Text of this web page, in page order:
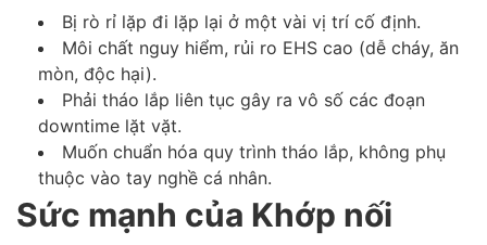
Bị rò rỉ lặp đi lặp lại ở một vài vị trí cố định.
Môi chất nguy hiểm, rủi ro EHS cao (dễ cháy, ăn
mòn, độc hại).
Phải tháo lắp liên tục gây ra vô số các đoạn
downtime lặt vặt.
Muốn chuẩn hóa quy trình tháo lắp, không phụ
thuộc vào tay nghề cá nhân.
Sức mạnh của Khớp nối